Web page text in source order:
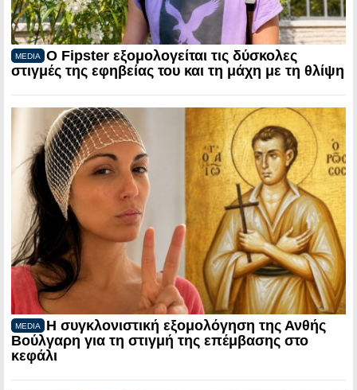
MEDIA
Ο Fipster εξομολογείται τις δύσκολες
στιγμές της εφηβείας του και τη μάχη με τη θλίψη
MEDIA
Η συγκλονιστική εξομολόγηση της Ανθής
Βούλγαρη για τη στιγμή της επέμβασης στο
κεφάλι